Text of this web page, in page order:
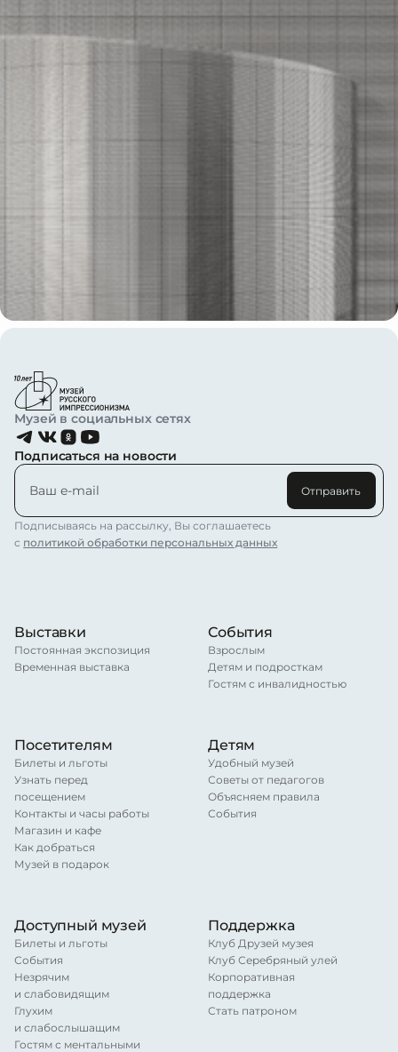
Музей в социальных сетях
Подписаться на новости
Отправить
Подписываясь на рассылку, Вы соглашаетесь
с политикой обработки персональных данных
Выставки
Постоянная экспозиция
Временная выставка
События
Взрослым
Детям и подросткам
Гостям с инвалидностью
Посетителям
Билеты и льготы
Узнать перед
посещением
Контакты и часы работы
Магазин и кафе
Как добраться
Музей в подарок
Детям
Удобный музей
Советы от педагогов
Объясняем правила
События
Доступный музей
Билеты и льготы
События
Незрячим
и слабовидящим
Глухим
и слабослышащим
Гостям с ментальными
Поддержка
Клуб Друзей музея
Клуб Серебряный улей
Корпоративная
поддержка
Стать патроном